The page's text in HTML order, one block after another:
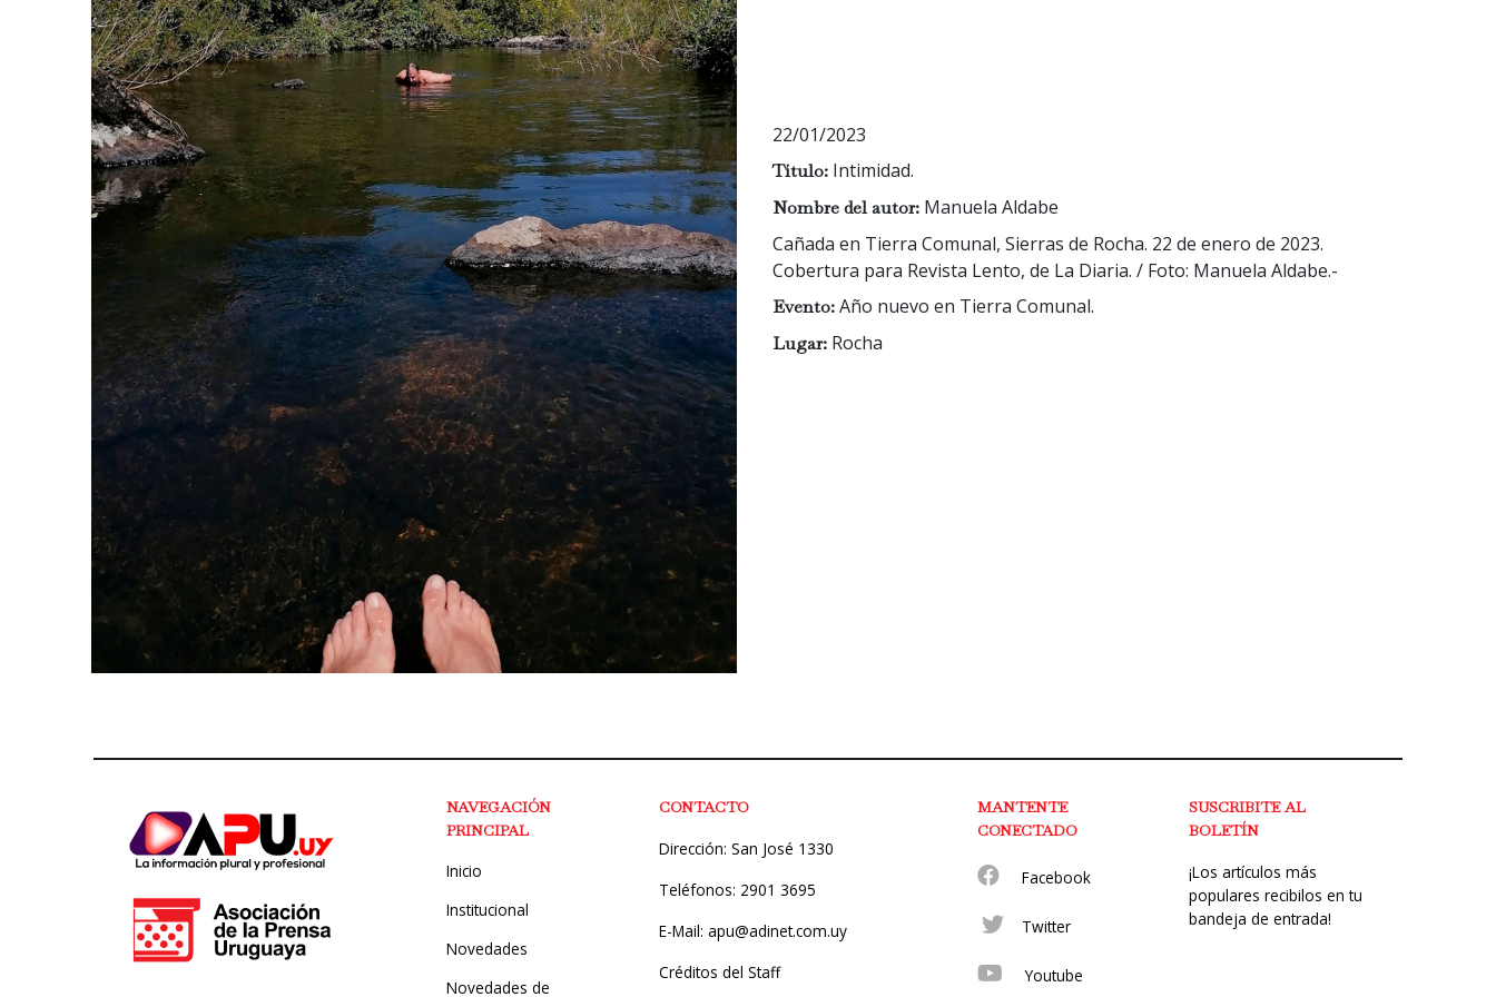
22/01/2023
Título: Intimidad.
Nombre del autor: Manuela Aldabe
Cañada en Tierra Comunal, Sierras de Rocha. 22 de enero de 2023.
Cobertura para Revista Lento, de La Diaria. / Foto: Manuela Aldabe.-
Evento:Año nuevo en Tierra Comunal.
Lugar: Rocha
NAVEGACIÓN
PRINCIPAL
Inicio
Institucional
Novedades
Novedades de
CONTACTO
Dirección: San José 1330
Teléfonos: 2901 3695
E-Mail: apu@adinet.com.uy
Créditos del Staff
MANTENTE
CONECTADO
Facebook
Twitter
Youtube
SUSCRIBITE AL
BOLETÍN
¡Los artículos más
populares recibilos en tu
bandeja de entrada!